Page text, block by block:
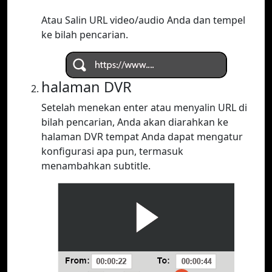
Atau Salin URL video/audio Anda dan tempel
ke bilah pencarian.
halaman DVR
Setelah menekan enter atau menyalin URL di
bilah pencarian, Anda akan diarahkan ke
halaman DVR tempat Anda dapat mengatur
konfigurasi apa pun, termasuk
menambahkan subtitle.